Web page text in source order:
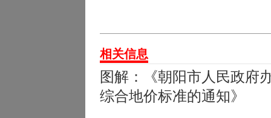
相关信息
图解：《朝阳市人民政府
综合地价标准的通知》